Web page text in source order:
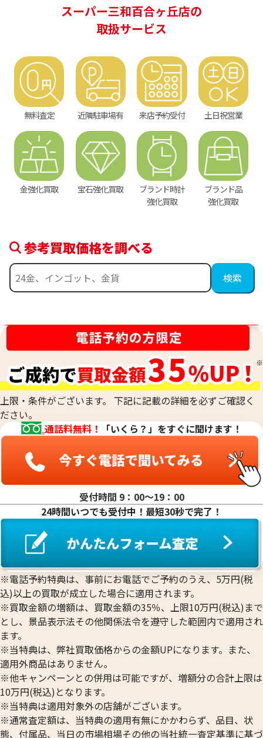
スーパー三和百合ヶ丘店の
取扱サービス
無料査定 近隣駐車場有 来店予約受付 土日祝営業
金強化買取 宝石強化買取
ブランド時計
強化買取
ブランド品
強化買取
参考買取価格を調べる
上限・条件がございます。 下記に記載の詳細を必ずご確認く
ださい。
通話料無料！
「いくら？」をすぐに聞けます！
受付時間 9：00〜19：00
24時間いつでも受付中！最短30秒で完了！
※電話予約特典は、事前にお電話でご予約のうえ、5万円(税
込)以上の買取が成立した場合に適用されます。
※買取金額の増額は、買取金額の35％、上限10万円(税込)まで
とし、景品表示法その他関係法令を遵守した範囲内で適用され
ます。
※当特典は、弊社買取価格からの金額UPになります。また、
適用外商品はありません。
※他キャンペーンとの併用は可能ですが、増額分の合計上限は
10万円(税込)となります。
※当特典は適用対象外の店舗がございます。
※通常査定額は、当特典の適用有無にかかわらず、品目、状
態、付属品、当日の市場相場その他の当社統一査定基準に基づ